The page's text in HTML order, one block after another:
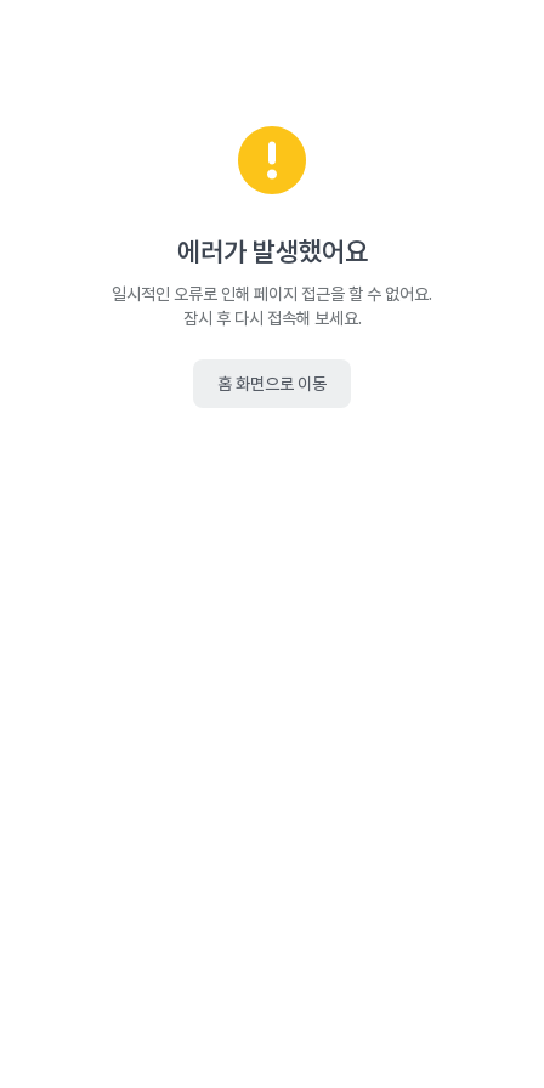
에러가 발생했어요
일시적인 오류로 인해 페이지 접근을 할 수 없어요.
잠시 후 다시 접속해 보세요.
홈 화면으로 이동